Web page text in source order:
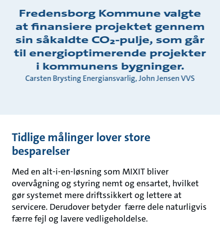
Fredensborg Kommune valgte
at finansiere projektet gennem
sin såkaldte CO₂-pulje, som går
til energioptimerende projekter
i kommunens bygninger.
Carsten Brysting Energiansvarlig, John Jensen VVS
Tidlige målinger lover store
besparelser
Med en alt-i-en-løsning som MIXIT bliver
overvågning og styring nemt og ensartet, hvilket
gør systemet mere driftssikkert og lettere at
servicere. Derudover betyder færre dele naturligvis
færre fejl og lavere vedligeholdelse.